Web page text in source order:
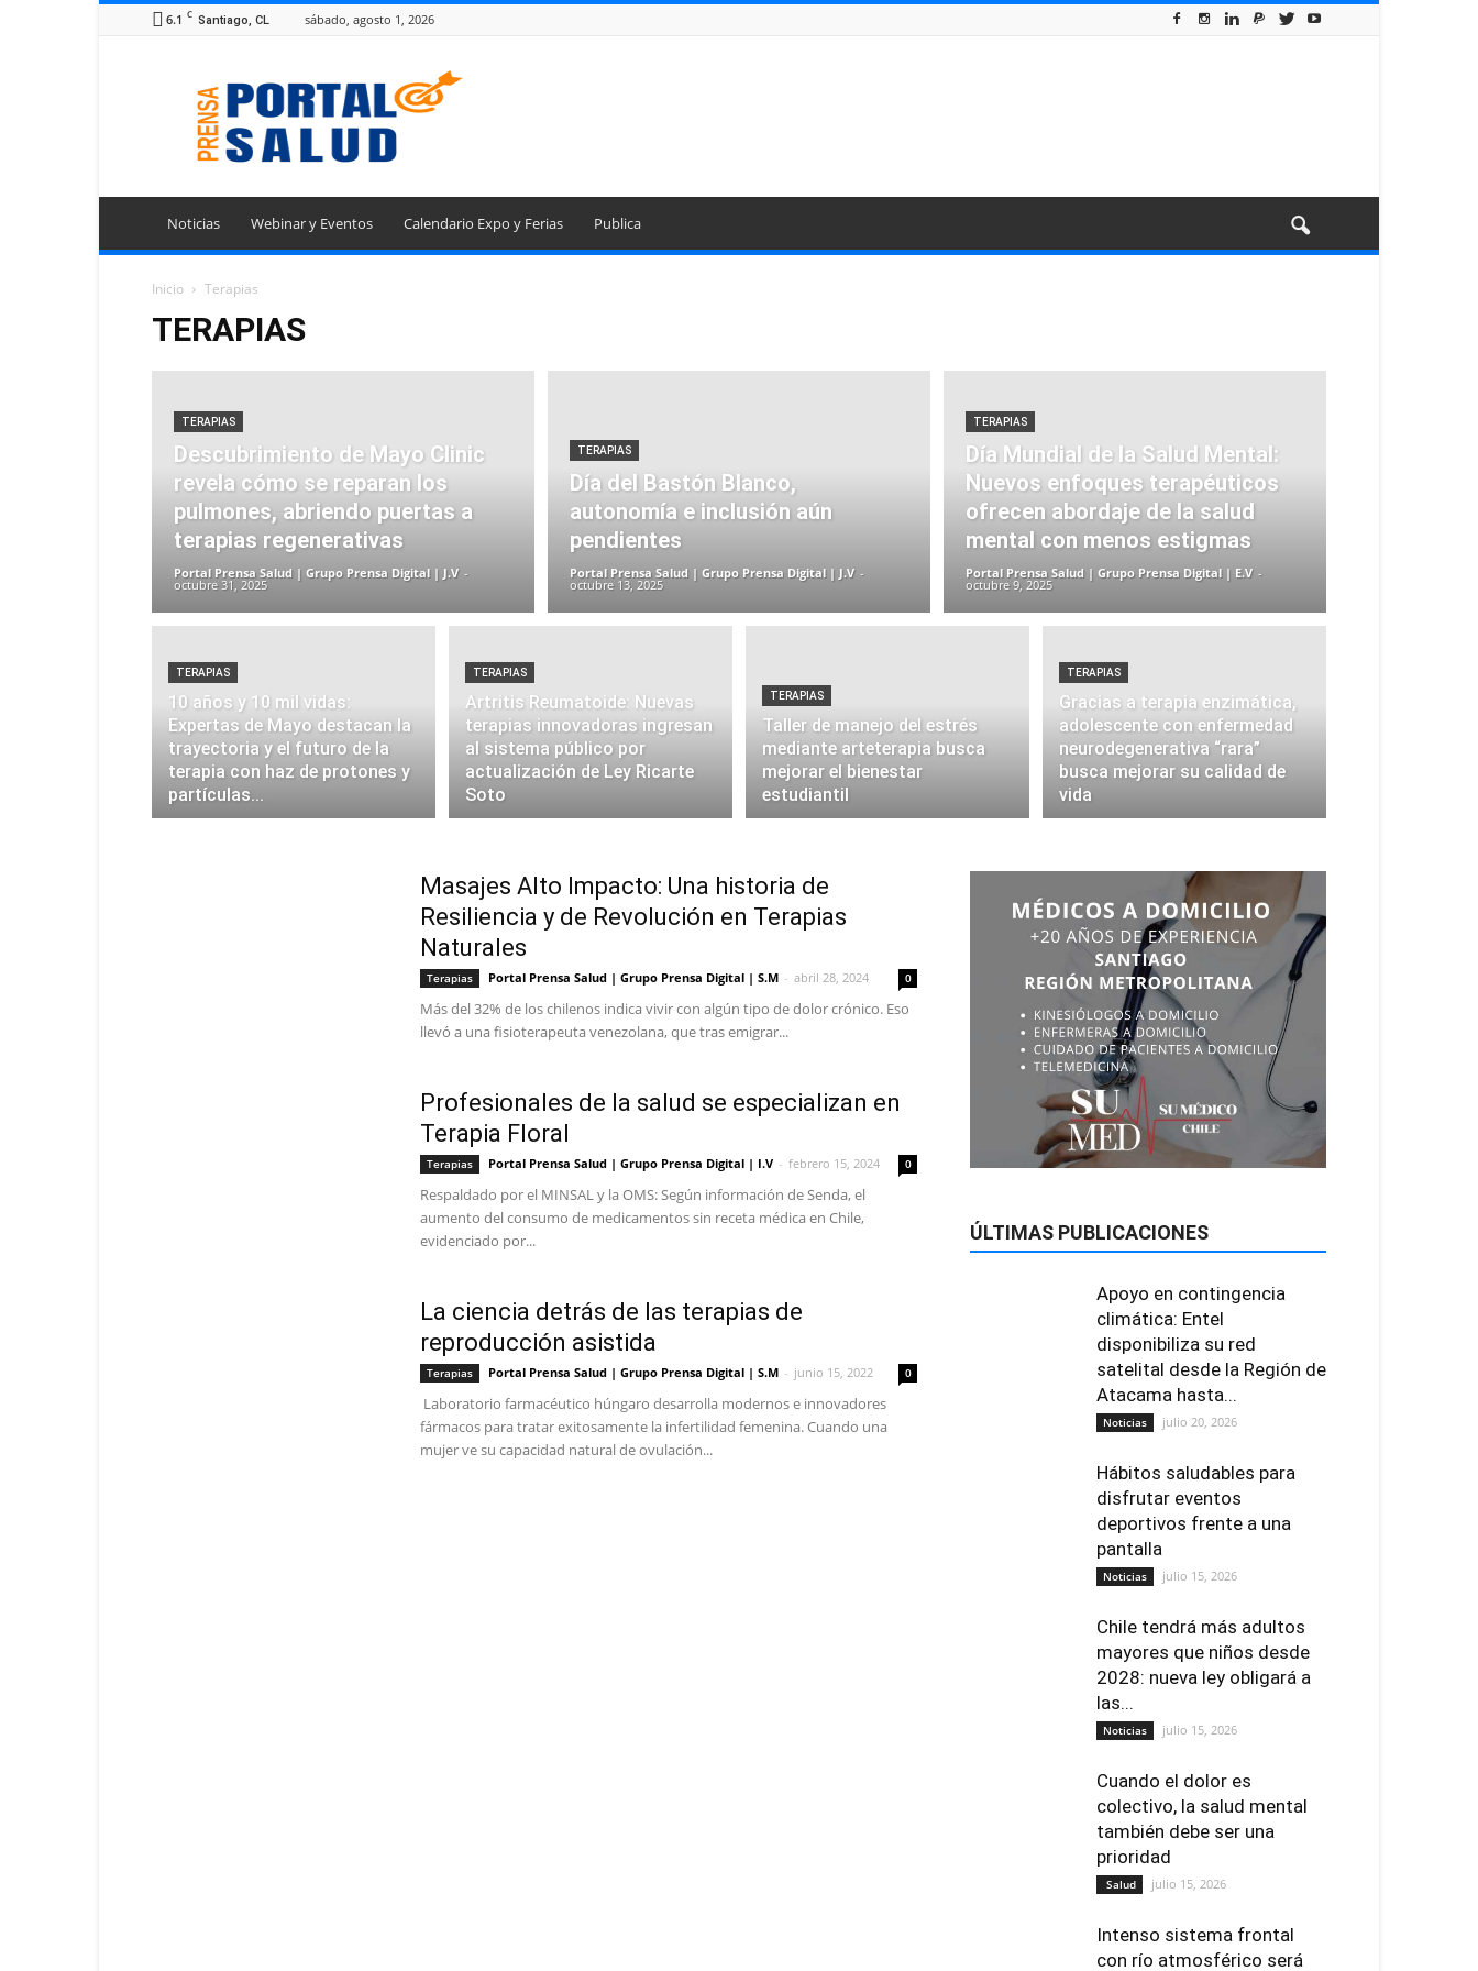
6.1 C Santiago, CL sábado, agosto 1, 2026
Portal
Prensa
Salud
Noticias Webinar y Eventos Calendario Expo y Ferias Publica
Inicio Terapias
TERAPIAS
TERAPIAS
Descubrimiento de Mayo Clinic
revela cómo se reparan los
pulmones, abriendo puertas a
terapias regenerativas
Portal Prensa Salud | Grupo Prensa Digital | J.V -
octubre 31, 2025
TERAPIAS
Día del Bastón Blanco,
autonomía e inclusión aún
pendientes
Portal Prensa Salud | Grupo Prensa Digital | J.V -
octubre 13, 2025
TERAPIAS
Día Mundial de la Salud Mental:
Nuevos enfoques terapéuticos
ofrecen abordaje de la salud
mental con menos estigmas
Portal Prensa Salud | Grupo Prensa Digital | E.V -
octubre 9, 2025
TERAPIAS
10 años y 10 mil vidas:
Expertas de Mayo destacan la
trayectoria y el futuro de la
terapia con haz de protones y
partículas...
TERAPIAS
Artritis Reumatoide: Nuevas
terapias innovadoras ingresan
al sistema público por
actualización de Ley Ricarte
Soto
TERAPIAS
Taller de manejo del estrés
mediante arteterapia busca
mejorar el bienestar
estudiantil
TERAPIAS
Gracias a terapia enzimática,
adolescente con enfermedad
neurodegenerativa “rara”
busca mejorar su calidad de
vida
Masajes Alto Impacto: Una historia de
Resiliencia y de Revolución en Terapias
Naturales
Terapias Portal Prensa Salud | Grupo Prensa Digital | S.M - abril 28, 2024 0
Más del 32% de los chilenos indica vivir con algún tipo de dolor crónico. Eso
llevó a una fisioterapeuta venezolana, que tras emigrar...
Profesionales de la salud se especializan en
Terapia Floral
Terapias Portal Prensa Salud | Grupo Prensa Digital | I.V - febrero 15, 2024 0
Respaldado por el MINSAL y la OMS: Según información de Senda, el
aumento del consumo de medicamentos sin receta médica en Chile,
evidenciado por...
La ciencia detrás de las terapias de
reproducción asistida
Terapias Portal Prensa Salud | Grupo Prensa Digital | S.M - junio 15, 2022 0
Laboratorio farmacéutico húngaro desarrolla modernos e innovadores
fármacos para tratar exitosamente la infertilidad femenina. Cuando una
mujer ve su capacidad natural de ovulación...
ÚLTIMAS PUBLICACIONES
Apoyo en contingencia
climática: Entel
disponibiliza su red
satelital desde la Región de
Atacama hasta...
Noticias julio 20, 2026
Hábitos saludables para
disfrutar eventos
deportivos frente a una
pantalla
Noticias julio 15, 2026
Chile tendrá más adultos
mayores que niños desde
2028: nueva ley obligará a
las...
Noticias julio 15, 2026
Cuando el dolor es
colectivo, la salud mental
también debe ser una
prioridad
Salud julio 15, 2026
Intenso sistema frontal
con río atmosférico será